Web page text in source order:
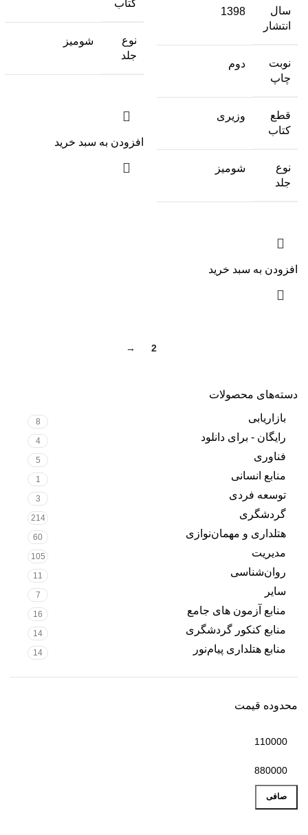
دسته‌های محصولات
بازاریابی
8
رایگان - برای دانلود 4
فناوری 5
منابع انسانی 1
توسعه فردی 3
گردشگری 214
هتلداری و مهمان‌نوازی 60
مدیریت 105
روان‌شناسی 11
سایر 7
منابع آزمون های جامع 16
منابع کنکور گردشگری 14
منابع هتلداری پیام‌نور 14
محدوده قیمت
صافی
سال
انتشار
1398
نوبت
چاپ
دوم
قطع
کتاب
وزیری
نوع
جلد
شومیز
افزودن به سبد خرید
کتاب
نوع
جلد
شومیز
افزودن به سبد خرید
2
→